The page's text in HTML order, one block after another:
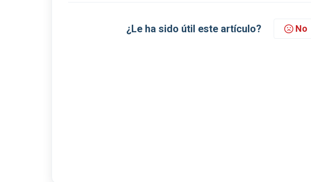
¿Le ha sido útil este artículo? No